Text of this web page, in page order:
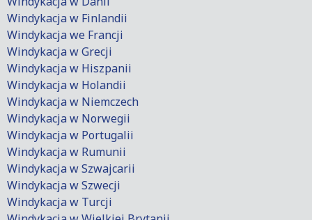
Windykacja w Finlandii
Windykacja we Francji
Windykacja w Grecji
Windykacja w Hiszpanii
Windykacja w Holandii
Windykacja w Niemczech
Windykacja w Norwegii
Windykacja w Portugalii
Windykacja w Rumunii
Windykacja w Szwajcarii
Windykacja w Szwecji
Windykacja w Turcji